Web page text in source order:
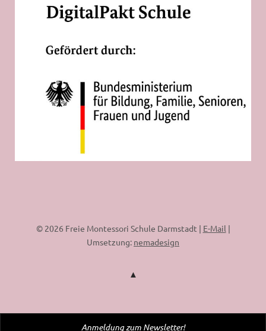
© 2026 Freie Montessori Schule Darmstadt | E-Mail |
Umsetzung: nemadesign
Anmeldung zum Newsletter!